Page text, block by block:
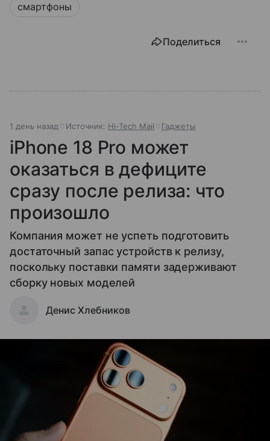
смартфоны
Поделиться
1 день назад Источник: Hi-Tech Mail Гаджеты
iPhone 18 Pro может
оказаться в дефиците
сразу после релиза: что
произошло
Компания может не успеть подготовить
достаточный запас устройств к релизу,
поскольку поставки памяти задерживают
сборку новых моделей
Денис Хлебников